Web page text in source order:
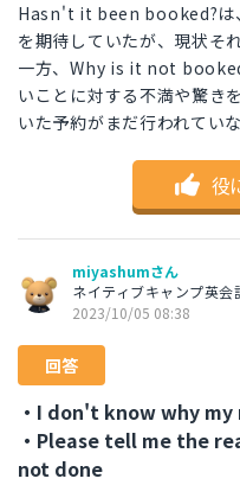
Hasn't it been booked?は
を期待していたが、現状そ
一方、Why is it not
いことに対する不満や驚き
いた予約がまだ行われてい
役
miyashumさん
ネイティブキャンプ英会
2023/10/05 08:38
回答
・I don't know why
・Please tell me the
not done